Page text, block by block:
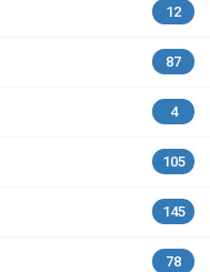
12
87
4
105
145
78